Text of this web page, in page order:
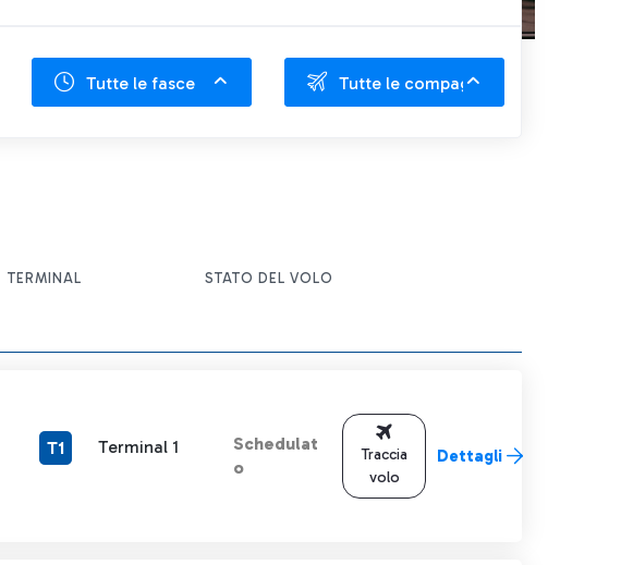
Tutte le fasce Tutte le compagnie
TERMINAL STATO DEL VOLO
T1 Terminal 1
Schedulat
o
Traccia
volo
Dettagli